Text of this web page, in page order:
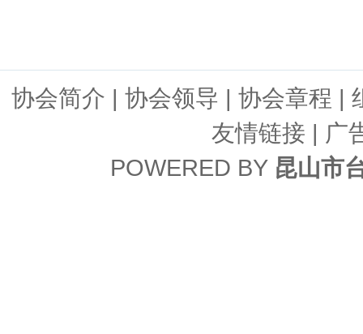
协会简介 | 协会领导 | 协会章程 |
友情链接 | 广
POWERED BY 昆山市